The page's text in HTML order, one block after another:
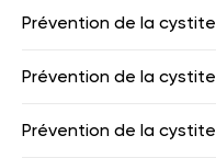
Prévention de la cystite
Prévention de la cystite
Prévention de la cystite